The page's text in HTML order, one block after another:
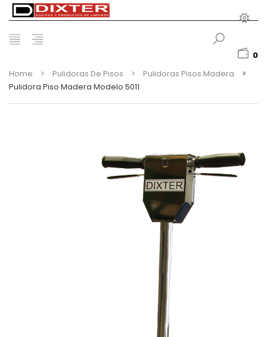
0
Home
> Pulidoras De Pisos > Pulidoras Pisos Madera
>
Pulidora Piso Madera Modelo 5011